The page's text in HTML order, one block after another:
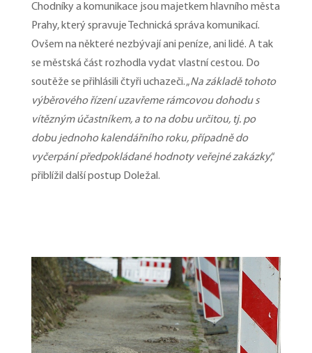
Chodníky a komunikace jsou majetkem hlavního města
Prahy, který spravuje Technická správa komunikací.
Ovšem na některé nezbývají ani peníze, ani lidé. A tak
se městská část rozhodla vydat vlastní cestou. Do
soutěže se přihlásili čtyři uchazeči. „Na základě tohoto
výběrového řízení uzavřeme rámcovou dohodu s
vítězným účastníkem, a to na dobu určitou, tj. po
dobu jednoho kalendářního roku, případně do
vyčerpání předpokládané hodnoty veřejné zakázky,“
přiblížil další postup Doležal.